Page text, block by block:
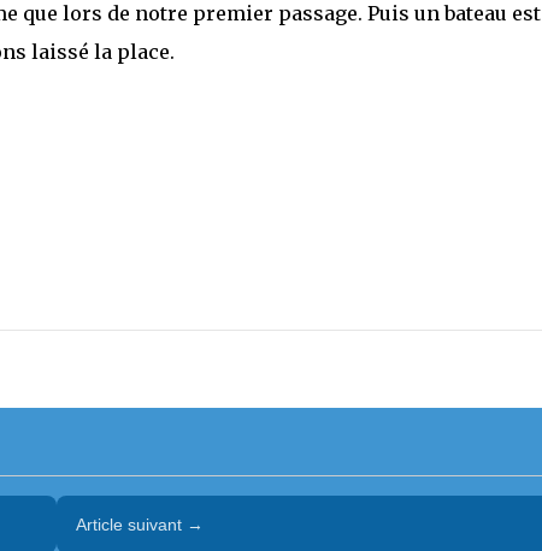
que lors de notre premier passage. Puis un bateau est
laissé la place.
Article suivant →